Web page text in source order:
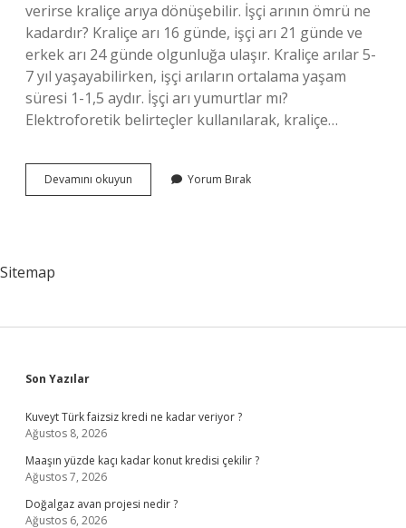
verirse kraliçe arıya dönüşebilir. İşçi arının ömrü ne
kadardır? Kraliçe arı 16 günde, işçi arı 21 günde ve
erkek arı 24 günde olgunluğa ulaşır. Kraliçe arılar 5-
7 yıl yaşayabilirken, işçi arıların ortalama yaşam
süresi 1-1,5 aydır. İşçi arı yumurtlar mı?
Elektroforetik belirteçler kullanılarak, kraliçe…
Devamını okuyun
Arılar
Yorum Bırak
Sitemap
Sidebar
Son Yazılar
Kuveyt Türk faizsiz kredi ne kadar veriyor ?
Ağustos 8, 2026
Maaşın yüzde kaçı kadar konut kredisi çekilir ?
Ağustos 7, 2026
Doğalgaz avan projesi nedir ?
Ağustos 6, 2026